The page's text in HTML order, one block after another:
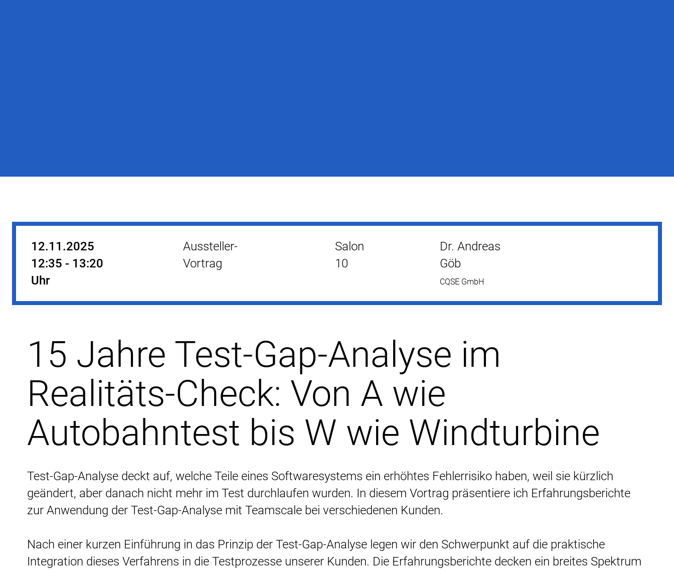
12.11.2025
12:35 - 13:20
Uhr
Aussteller-
Vortrag
Salon
10
Dr. Andreas
Göb
CQSE GmbH
15 Jahre Test-Gap-Analyse im
Realitäts-Check: Von A wie
Autobahntest bis W wie Windturbine
Test-Gap-Analyse deckt auf, welche Teile eines Softwaresystems ein erhöhtes Fehlerrisiko haben, weil sie kürzlich
geändert, aber danach nicht mehr im Test durchlaufen wurden. In diesem Vortrag präsentiere ich Erfahrungsberichte
zur Anwendung der Test-Gap-Analyse mit Teamscale bei verschiedenen Kunden.
Nach einer kurzen Einführung in das Prinzip der Test-Gap-Analyse legen wir den Schwerpunkt auf die praktische
Integration dieses Verfahrens in die Testprozesse unserer Kunden. Die Erfahrungsberichte decken ein breites Spektrum